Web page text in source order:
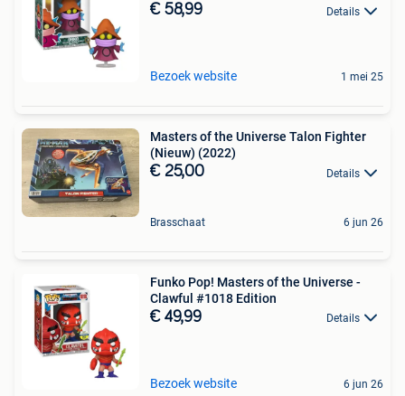
€ 58,99 Details
Bezoek website 1 mei 25
Masters of the Universe Talon Fighter
(Nieuw) (2022)
€ 25,00 Details
Brasschaat 6 jun 26
Funko Pop! Masters of the Universe -
Clawful #1018 Edition
€ 49,99 Details
Bezoek website 6 jun 26